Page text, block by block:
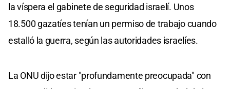
la víspera el gabinete de seguridad israelí. Unos
18.500 gazatíes tenían un permiso de trabajo cuando
estalló la guerra, según las autoridades israelíes.
La ONU dijo estar "profundamente preocupada" con